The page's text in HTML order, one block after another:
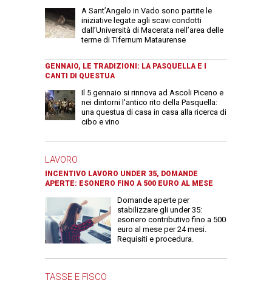
A Sant’Angelo in Vado sono partite le
iniziative legate agli scavi condotti
dall’Università di Macerata nell’area delle
terme di Tifernum Mataurense
GENNAIO, LE TRADIZIONI: LA PASQUELLA E I
CANTI DI QUESTUA
Il 5 gennaio si rinnova ad Ascoli Piceno e
nei dintorni l'antico rito della Pasquella:
una questua di casa in casa alla ricerca di
cibo e vino
LAVORO
INCENTIVO LAVORO UNDER 35, DOMANDE
APERTE: ESONERO FINO A 500 EURO AL MESE
Domande aperte per
stabilizzare gli under 35:
esonero contributivo fino a 500
euro al mese per 24 mesi.
Requisiti e procedura.
TASSE E FISCO